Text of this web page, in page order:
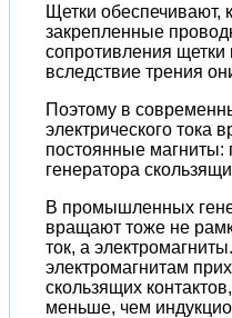
Щетки обеспечивают,
закрепленные
сопротивления щетки
вследствие трения
Поэтому в
электрического тока
постоянные магниты:
генератора
В промышленных
вращают тоже не
ток, а
электромагнитам
скользящих
меньше, чем